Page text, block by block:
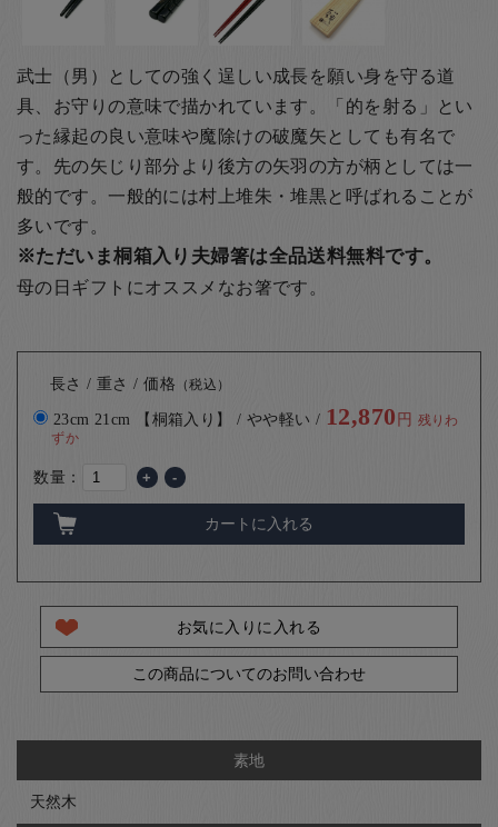
武士（男）としての強く逞しい成長を願い身を守る道
具、お守りの意味で描かれています。「的を射る」とい
った縁起の良い意味や魔除けの破魔矢としても有名で
す。先の矢じり部分より後方の矢羽の方が柄としては一
般的です。 一般的には村上堆朱・堆黒と呼ばれることが
多いです。
※ただいま桐箱入り夫婦箸は全品送料無料です。
母の日ギフトにオススメなお箸です。
長さ / 重さ / 価格 （税込）
23cm 21cm 【桐箱入り】 / やや軽い / 12,870 円 残りわ
ずか
数量： + -
カートに入れる
お気に入りに入れる
この商品についてのお問い合わせ
素地
天然木